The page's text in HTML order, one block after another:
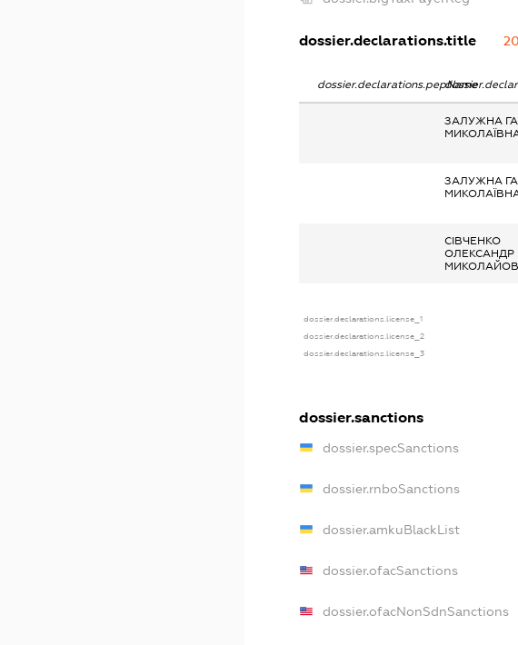
dossier.declarations.title
dossier.declarations.pepName
ЗАЛУЖНА
ЗАЛУЖНА
СІВЧЕНКО
ОЛЕКСАНДР
dossier.declarations.license_1
dossier.declarations.license_2
dossier.declarations.license_3
dossier.sanctions
dossier.specSanctions
dossier.rnboSanctions
dossier.amkuBlackList
dossier.ofacSanctions
dossier.ofacNonSdnSanctions